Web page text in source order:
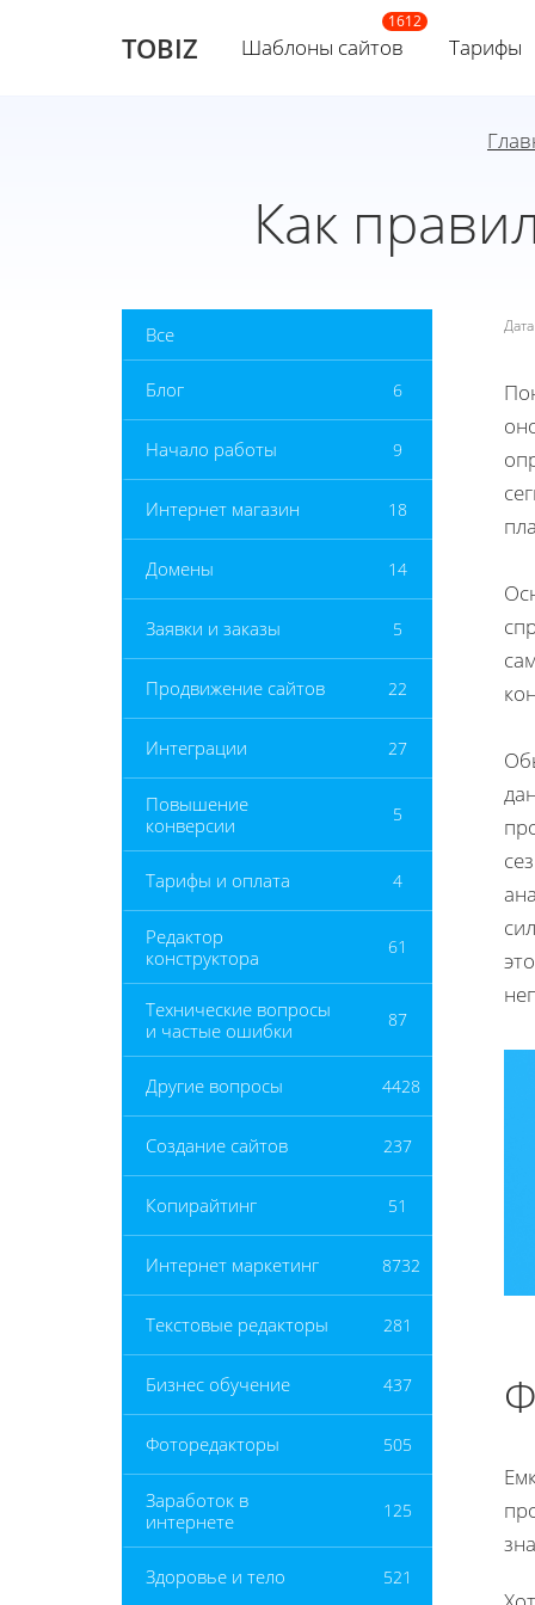
TOBIZ Шаблоны сайтов Тарифы
Как
Все
Блог 6
Начало работы 9
Интернет магазин 18
Домены 14
Заявки и заказы 5
Продвижение сайтов 22
Интеграции 27
Повышение
конверсии
5
Тарифы и оплата 4
Редактор
конструктора
61
Технические вопросы
и частые ошибки
87
Другие вопросы 4428
Создание сайтов 237
Копирайтинг 51
Интернет маркетинг 8732
Текстовые редакторы 281
Бизнес обучение 437
Фоторедакторы 505
Заработок в
интернете
125
Здоровье и тело 521